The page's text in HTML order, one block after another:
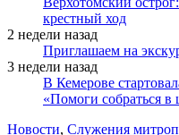
крестный ход
2 недели назад
Приглашаем на
3 недели назад
В Кемерове
«Помоги собраться в
Новости, Служения